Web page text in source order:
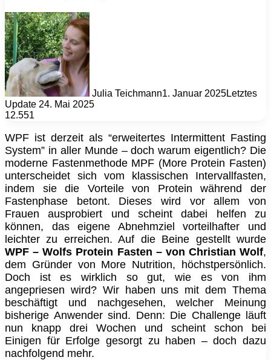
Julia Teichmann1. Januar 2025Letztes
Update 24. Mai 2025
12.551
WPF ist derzeit als “erweitertes Intermittent Fasting
System” in aller Munde – doch warum eigentlich? Die
moderne Fastenmethode MPF (More Protein Fasten)
unterscheidet sich vom klassischen Intervallfasten,
indem sie die Vorteile von Protein während der
Fastenphase betont. Dieses wird vor allem von
Frauen ausprobiert und scheint dabei helfen zu
können, das eigene Abnehmziel vorteilhafter und
leichter zu erreichen. Auf die Beine gestellt wurde
WPF – Wolfs Protein Fasten – von Christian Wolf,
dem Gründer von More Nutrition, höchstpersönlich.
Doch ist es wirklich so gut, wie es von ihm
angepriesen wird? Wir haben uns mit dem Thema
beschäftigt und nachgesehen, welcher Meinung
bisherige Anwender sind. Denn: Die Challenge läuft
nun knapp drei Wochen und scheint schon bei
Einigen für Erfolge gesorgt zu haben – doch dazu
nachfolgend mehr.